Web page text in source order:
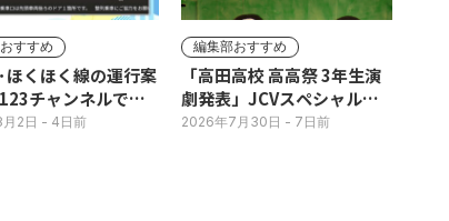
すすめ
ほくほく線の運行案
示
2日 - 4日前
編集部おすすめ
「高田高校 高高祭 3年生演
劇発表」JCVスペシャルで
放送中！
2026年7月30日 - 7日前